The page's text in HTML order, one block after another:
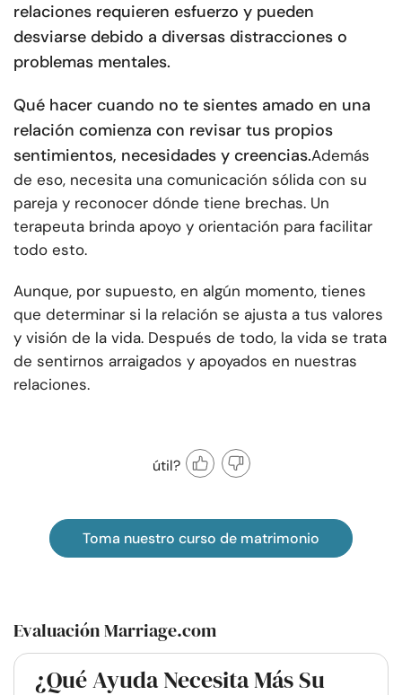
relaciones requieren esfuerzo y pueden
desviarse debido a diversas distracciones o
problemas mentales.
Qué hacer cuando no te sientes amado en una
relación comienza con revisar tus propios
sentimientos, necesidades y creencias.Además
de eso, necesita una comunicación sólida con su
pareja y reconocer dónde tiene brechas. Un
terapeuta brinda apoyo y orientación para facilitar
todo esto.
Aunque, por supuesto, en algún momento, tienes
que determinar si la relación se ajusta a tus valores
y visión de la vida. Después de todo, la vida se trata
de sentirnos arraigados y apoyados en nuestras
relaciones.
útil?
Toma nuestro curso de matrimonio
Evaluación Marriage.com
¿Qué Ayuda Necesita Más Su